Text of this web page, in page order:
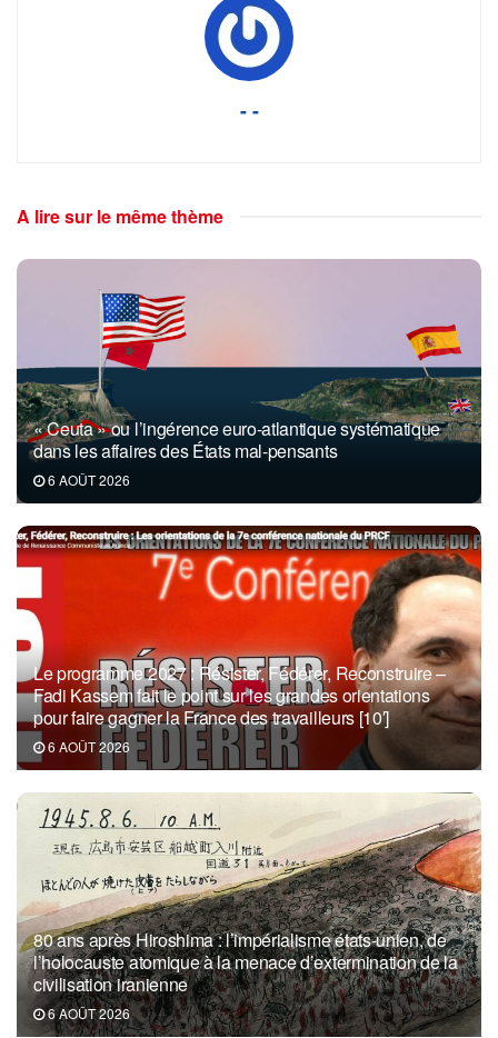
- -
A lire sur le même thème
« Ceuta » ou l’ingérence euro-atlantique systématique
dans les affaires des États mal-pensants
6 AOÛT 2026
Le programme 2027 : Résister, Fédérer, Reconstruire –
Fadi Kassem fait le point sur les grandes orientations
pour faire gagner la France des travailleurs [10′]
6 AOÛT 2026
80 ans après Hiroshima : l’impérialisme états-unien, de
l’holocauste atomique à la menace d’extermination de la
civilisation iranienne
6 AOÛT 2026